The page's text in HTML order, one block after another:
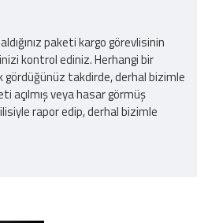
paketi kargo görevlisinin
kontrol ediniz. Herhangi bir
gördüğünüz takdirde, derhal bizimle
açılmış veya hasar görmüş
rapor edip, derhal bizimle